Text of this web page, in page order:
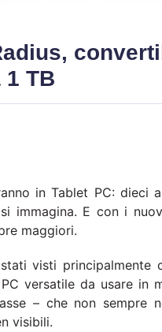
TB
in Tablet PC: dieci
immagina. E con i
maggiori.
visti principalmente
versatile da usare in
– che non sempre
visibili.